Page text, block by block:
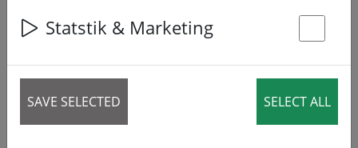
Statstik & Marketing
SAVE SELECTED SELECT ALL